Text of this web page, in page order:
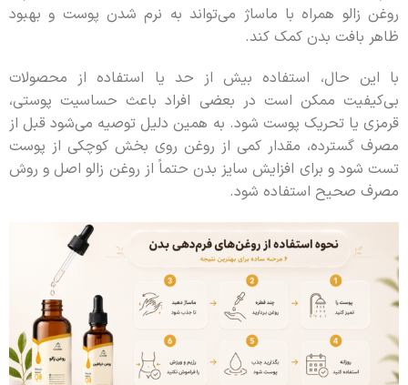
روغن زالو همراه با ماساژ می‌تواند به نرم شدن پوست و بهبود
ظاهر بافت بدن کمک کند.
با این حال، استفاده بیش از حد یا استفاده از محصولات
بی‌کیفیت ممکن است در بعضی افراد باعث حساسیت پوستی،
قرمزی یا تحریک پوست شود. به همین دلیل توصیه می‌شود قبل از
مصرف گسترده، مقدار کمی از روغن روی بخش کوچکی از پوست
تست شود و برای افزایش سایز بدن حتماً از روغن زالو اصل و روش
مصرف صحیح استفاده شود.